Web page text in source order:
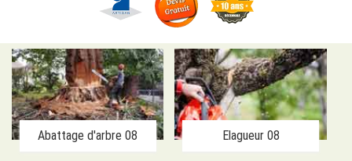
Abattage d'arbre 08 Elagueur 08